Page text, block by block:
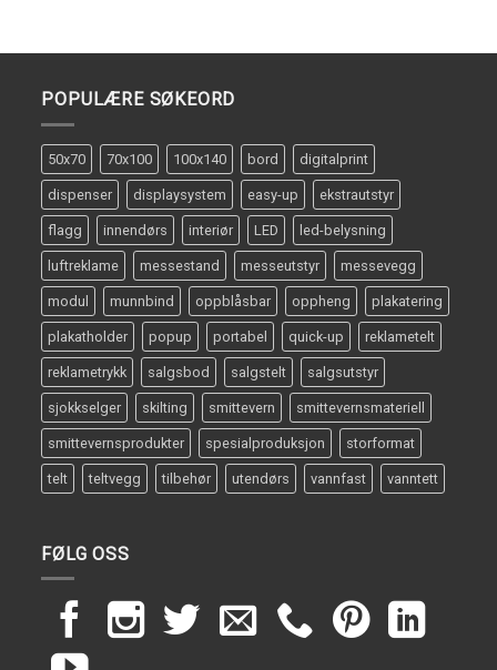
POPULÆRE SØKEORD
50x70 70x100 100x140 bord digitalprint
dispenser displaysystem easy-up ekstrautstyr
flagg innendørs interiør LED led-belysning
luftreklame messestand messeutstyr messevegg
modul munnbind oppblåsbar oppheng plakatering
plakatholder popup portabel quick-up reklametelt
reklametrykk salgsbod salgstelt salgsutstyr
sjokkselger skilting smittevern smittevernsmateriell
smittevernsprodukter spesialproduksjon storformat
telt teltvegg tilbehør utendørs vannfast vanntett
FØLG OSS